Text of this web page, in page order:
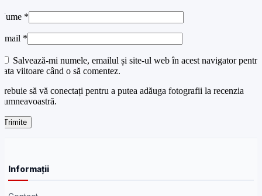
*
*
Salvează-mi numele, emailul și site-ul web în acest navigator pentru
viitoare când o să comentez.
să vă conectați pentru a putea adăuga fotografii la recenzia
Informații